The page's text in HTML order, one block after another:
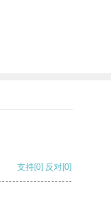
支持[0] 反对[0]